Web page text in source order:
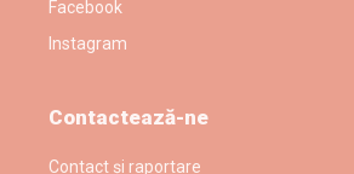
Facebook
Instagram
Contactează-ne
Contact și raportare